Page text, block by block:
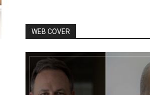
WEB COVER